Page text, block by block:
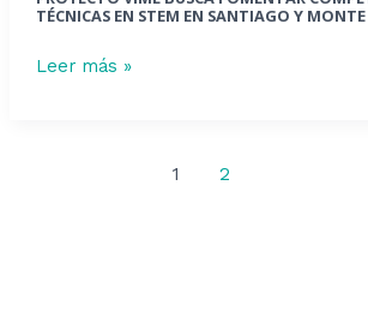
TÉCNICAS EN STEM EN SANTIAGO Y
Patria
Leer más »
1 2